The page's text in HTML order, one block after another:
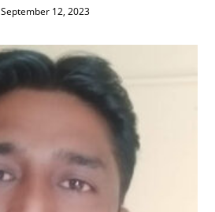
September 12, 2023